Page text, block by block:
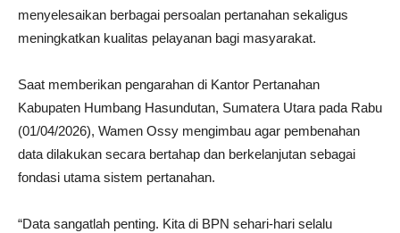
menyelesaikan berbagai persoalan pertanahan sekaligus
meningkatkan kualitas pelayanan bagi masyarakat.
Saat memberikan pengarahan di Kantor Pertanahan
Kabupaten Humbang Hasundutan, Sumatera Utara pada Rabu
(01/04/2026), Wamen Ossy mengimbau agar pembenahan
data dilakukan secara bertahap dan berkelanjutan sebagai
fondasi utama sistem pertanahan.
“Data sangatlah penting. Kita di BPN sehari-hari selalu